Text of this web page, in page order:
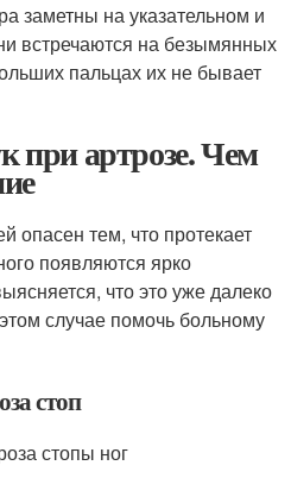
заметны на указательном и
встречаются на безымянных
пальцах их не бывает
при артрозе. Чем
опасен тем, что протекает
появляются ярко
что это уже далеко
случае помочь больному
стоп
стопы ног